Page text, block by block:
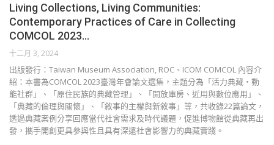
Living Collections, Living Communities:
Contemporary Practices of Care in Collecting
COMCOL 2023…
十二月 3, 2024
出版發行：Taiwan Museum Association, ROC、ICOM COMCOL 內容介
紹：本書為COMCOL 2023臺灣年會論文選集，主題分為「活力典藏‧動
能社群」、「原住民族的典藏管理」、「開放庫房、近用與數位應用」、
「典藏的倫理與關懷」、「敘事的主權與新敘事」等，共收錄22篇論文，
透過典藏案例分享回應當代社會需求及時代議題，促進博物館從典藏再出
發，攜手開創更具參與性且具有深遠社會影響力的典藏實踐。